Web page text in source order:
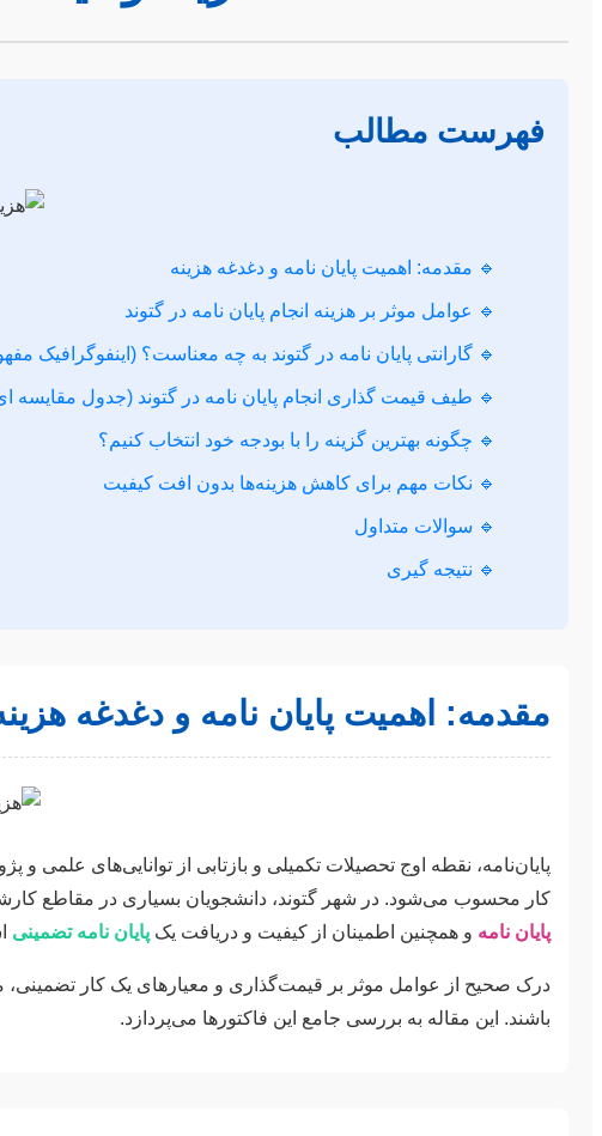
فهرست مطالب
🔹 مقدمه: اهمیت پایان نامه و دغدغه هزینه
🔹 عوامل موثر بر هزینه انجام پایان نامه در گتوند
🔹 گارانتی پایان نامه در گتوند به چه معناست؟ (اینفوگرافیک
🔹 طیف قیمت گذاری انجام پایان نامه در گتوند (جدول مقایسه
🔹 چگونه بهترین گزینه را با بودجه خود انتخاب کنیم؟
🔹 نکات مهم برای کاهش هزینه‌ها بدون افت کیفیت
🔹 سوالات متداول
🔹 نتیجه گیری
مقدمه: اهمیت پایان نامه و دغدغه
پایان‌نامه، نقطه اوج تحصیلات تکمیلی و بازتابی از توانایی‌های علمی
کار محسوب می‌شود. در شهر گتوند، دانشجویان بسیاری در مقاطع
پایان نامه و همچنین اطمینان از کیفیت و دریافت یک پایان نامه تضمینی
درک صحیح از عوامل موثر بر قیمت‌گذاری و معیارهای یک کار تضمینی،
باشند. این مقاله به بررسی جامع این فاکتورها می‌پردازد.